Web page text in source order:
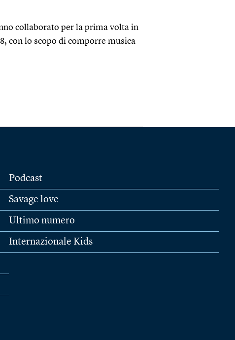
collaborato per la prima volta in
con lo scopo di comporre musica
Podcast
Savage love
Ultimo numero
Internazionale Kids